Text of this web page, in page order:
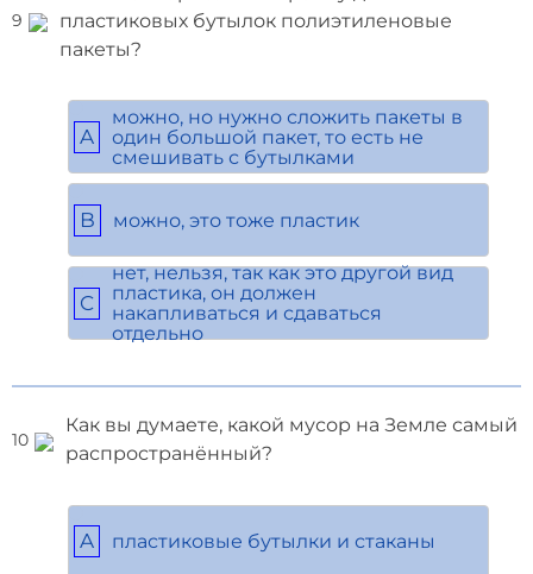
9
пластиковых бутылок полиэтиленовые
пакеты?
A
можно, но нужно сложить пакеты в
один большой пакет, то есть не
смешивать с бутылками
B можно, это тоже пластик
C
нет, нельзя, так как это другой вид
пластика, он должен
накапливаться и сдаваться
отдельно
10
Как вы думаете, какой мусор на Земле самый
распространённый?
A пластиковые бутылки и стаканы